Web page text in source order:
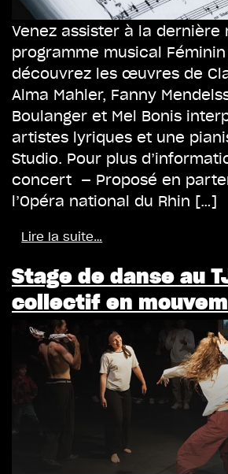
Venez assister à la dernière
programme musical
découvrez les œuvres de
Alma Mahler, Fanny
Boulanger et Mel Bonis
artistes lyriques et une
Studio. Pour plus
concert — Proposé en
l’Opéra national du Rhin […]
Lire la suite…
Stage de danse au
collectif en